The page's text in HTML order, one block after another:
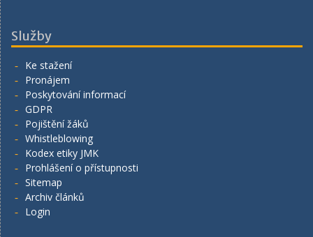
Služby
Ke stažení
Pronájem
Poskytování informací
GDPR
Pojištění žáků
Whistleblowing
Kodex etiky JMK
Prohlášení o přístupnosti
Sitemap
Archiv článků
Login